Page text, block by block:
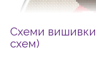
Схеми вишивки
схем)